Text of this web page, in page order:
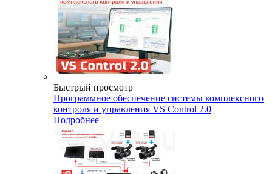
Быстрый просмотр
Программное обеспечение системы комплексного
контроля и управления VS Control 2.0
Подробнее